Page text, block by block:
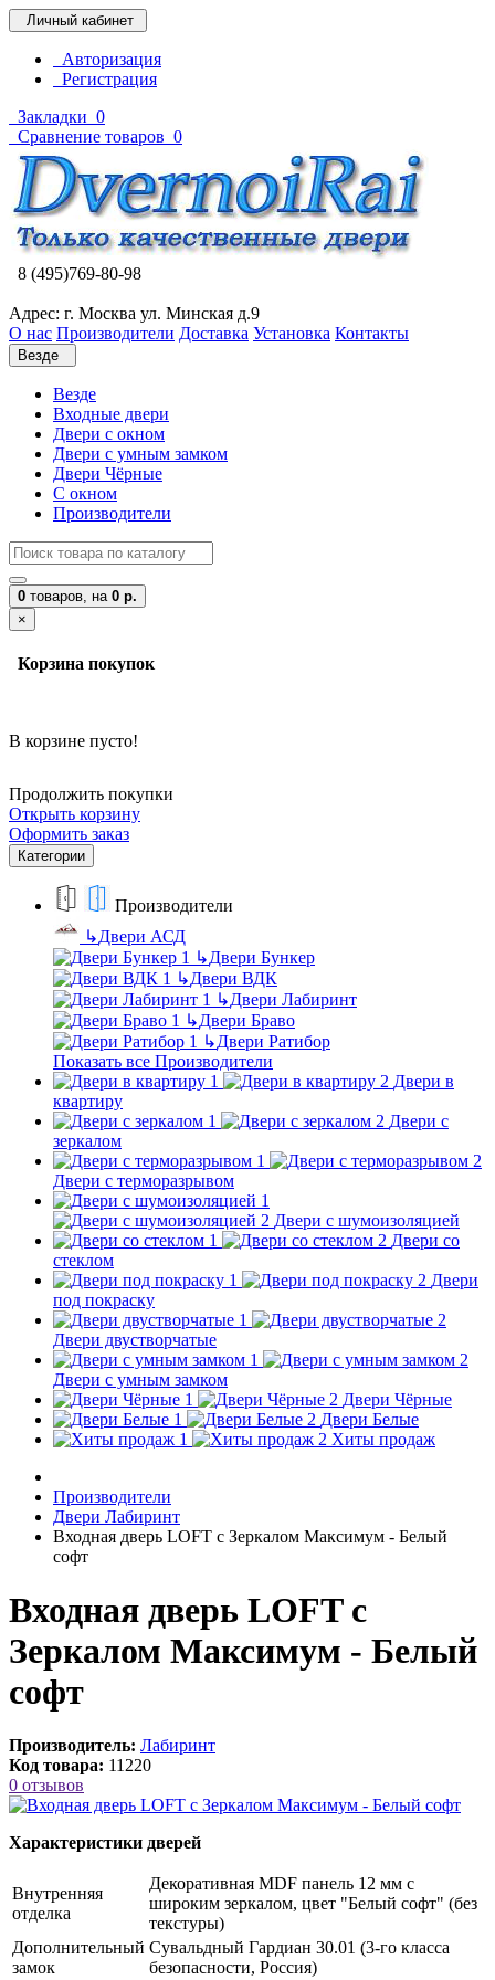
Личный кабинет
Авторизация
Регистрация
Закладки 0
Сравнение товаров 0
8 (495)769-80-98
Адрес: г. Москва ул. Минская д.9
О нас Производители Доставка Установка Контакты
Везде
Везде
Входные двери
Двери с окном
Двери с умным замком
Двери Чёрные
C окном
Производители
0 товаров, на 0 р.
×
Корзина покупок
В корзине пусто!
Продолжить покупки
Открыть корзину
Оформить заказ
Категории
Производители
↳Двери АСД
↳Двери Бункер
↳Двери ВДК
↳Двери Лабиринт
↳Двери Браво
↳Двери Ратибор
Показать все Производители
Двери в
квартиру
Двери с
зеркалом
Двери с терморазрывом
Двери с шумоизоляцией
Двери со
стеклом
Двери
под покраску
Двери двустворчатые
Двери с умным замком
Двери Чёрные
Двери Белые
Хиты продаж
Производители
Двери Лабиринт
Входная дверь LOFT с Зеркалом Максимум - Белый
софт
Входная дверь LOFT с
Зеркалом Максимум - Белый
софт
Производитель: Лабиринт
Код товара: 11220
0 отзывов
Характеристики дверей
Внутренняя
отделка
Декоративная MDF панель 12 мм с
широким зеркалом, цвет "Белый софт" (без
текстуры)
Дополнительный
замок
Сувальдный Гардиан 30.01 (3-го класса
безопасности, Россия)